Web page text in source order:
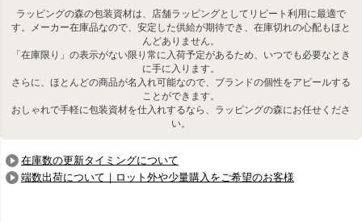
ラッピングの森の包装資材は、店舗ラッピングとしてリピート利用に最適で
す。メーカー在庫品なので、安定した供給が期待でき、在庫切れの心配もほと
んどありません。
「在庫限り」の表示がない限り常に入荷予定があるため、いつでも必要なとき
に手に入ります。
さらに、ほとんどの商品が名入れ可能なので、ブランドの個性をアピールする
ことができます。
おしゃれで手軽に包装資材を仕入れするなら、ラッピングの森にお任せくださ
い。
在庫数の更新タイミングについて
端数出荷について｜ロット外や少量購入をご希望のお客様